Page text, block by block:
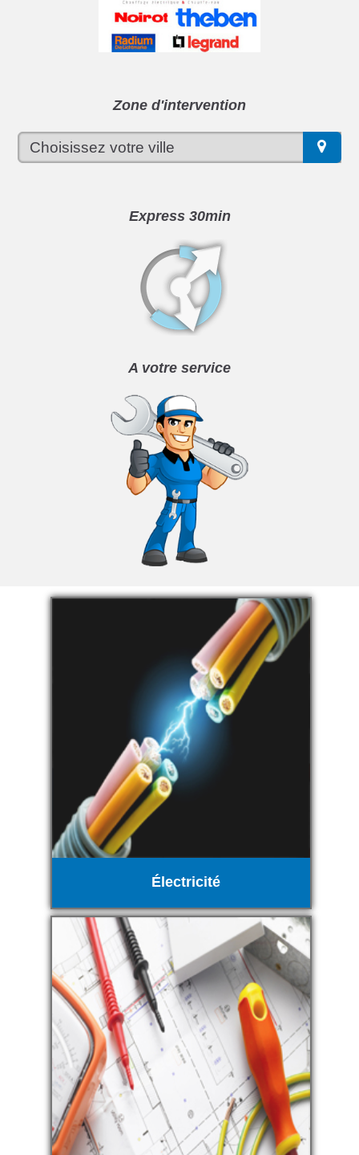
Zone d'intervention
Express 30min
A votre service
Électricité